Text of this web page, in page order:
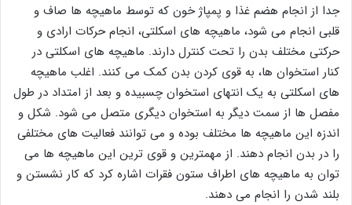
جدا از انجام هضم غذا و پمپاژ خون که توسط ماهیچه ها صاف و
قلبی انجام می شود، ماهیچه های اسکلتی، انجام حرکات ارادی و
حرکتی مختلف بدن را تحت کنترل دارند. ماهیچه های اسکلتی در
کنار استخوان ها، به قوی کردن بدن کمک می کنند. اغلب ماهیچه
های اسکلتی به یک انتهای استخوان چسبیده و بعد از امتداد در طول
مفصل ها از سمت دیگر به استخوان دیگری متصل می شود. شکل و
اندزه این ماهیچه ها مختلف بوده و می توانند فعالیت های مختلفی
را در بدن انجام دهند. از مهمترین و قوی ترین این ماهیچه ها می
توان به ماهیچه های اطراف ستون فقرات اشاره کرد که کار نشستن و
بلند شدن را انجام می دهند.